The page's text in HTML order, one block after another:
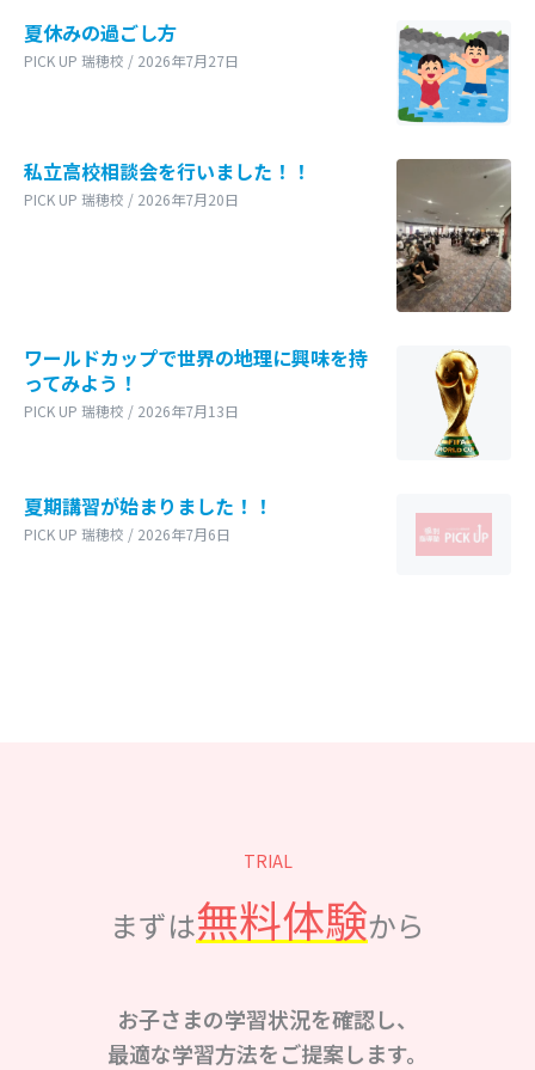
夏休みの過ごし方
PICK UP 瑞穂校 / 2026年7月27日
私立高校相談会を行いました！！
PICK UP 瑞穂校 / 2026年7月20日
ワールドカップで世界の地理に興味を持
ってみよう！
PICK UP 瑞穂校 / 2026年7月13日
夏期講習が始まりました！！
PICK UP 瑞穂校 / 2026年7月6日
TRIAL
まずは無料体験から
お子さまの学習状況を確認し、
最適な学習方法をご提案します。